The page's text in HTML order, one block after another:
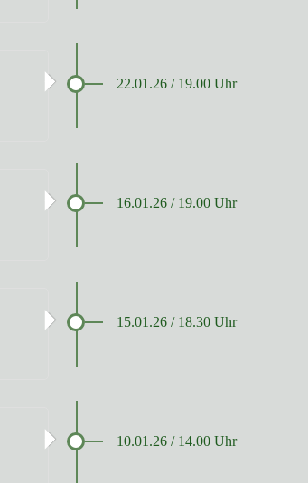
22.01.26 / 19.00 Uhr
16.01.26 / 19.00 Uhr
15.01.26 / 18.30 Uhr
10.01.26 / 14.00 Uhr